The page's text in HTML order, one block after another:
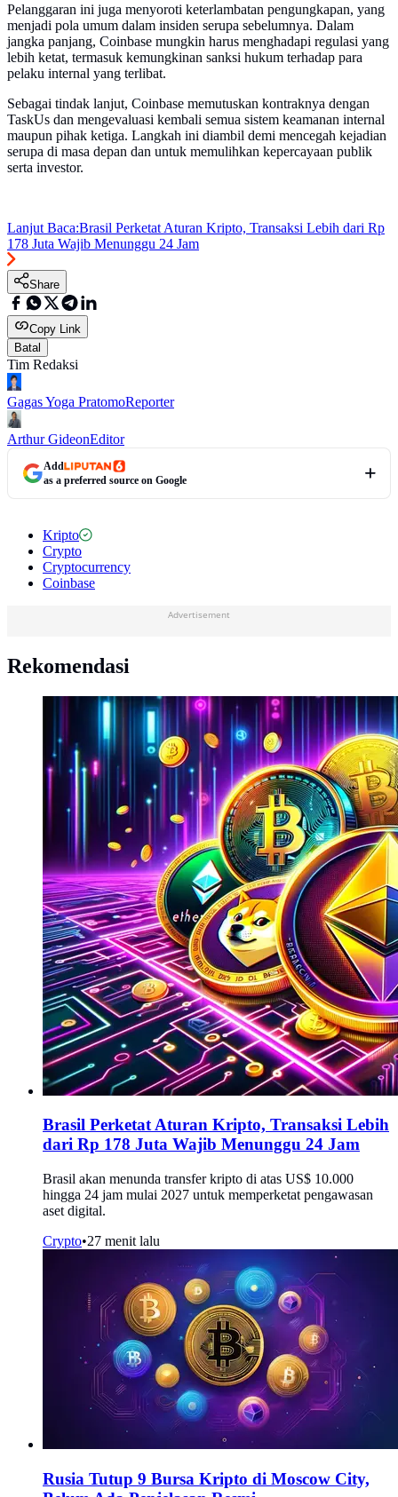
Pelanggaran ini juga menyoroti keterlambatan pengungkapan, yang
menjadi pola umum dalam insiden serupa sebelumnya. Dalam
jangka panjang, Coinbase mungkin harus menghadapi regulasi yang
lebih ketat, termasuk kemungkinan sanksi hukum terhadap para
pelaku internal yang terlibat.
Sebagai tindak lanjut, Coinbase memutuskan kontraknya dengan
TaskUs dan mengevaluasi kembali semua sistem keamanan internal
maupun pihak ketiga. Langkah ini diambil demi mencegah kejadian
serupa di masa depan dan untuk memulihkan kepercayaan publik
serta investor.
Lanjut Baca:Brasil Perketat Aturan Kripto, Transaksi Lebih dari Rp
178 Juta Wajib Menunggu 24 Jam
Share
Copy Link
Batal
Tim Redaksi
Gagas Yoga PratomoReporter
Arthur GideonEditor
Add
as a preferred source on Google
Kripto
Crypto
Cryptocurrency
Coinbase
Advertisement
Rekomendasi
Brasil Perketat Aturan Kripto, Transaksi Lebih
dari Rp 178 Juta Wajib Menunggu 24 Jam
Brasil akan menunda transfer kripto di atas US$ 10.000
hingga 24 jam mulai 2027 untuk memperketat pengawasan
aset digital.
Crypto•27 menit lalu
Rusia Tutup 9 Bursa Kripto di Moscow City,